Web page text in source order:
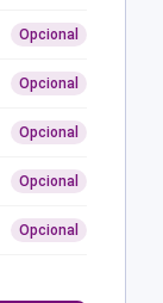
Opcional
Opcional
Opcional
Opcional
Opcional